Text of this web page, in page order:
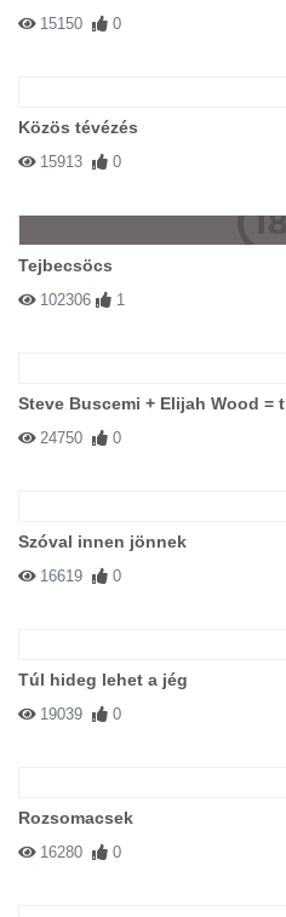
15150 0
Közös tévézés
15913 0
Tejbecsöcs
102306 1
Steve Buscemi + Elijah Wood =
24750 0
Szóval innen jönnek
16619 0
Túl hideg lehet a jég
19039 0
Rozsomacsek
16280 0